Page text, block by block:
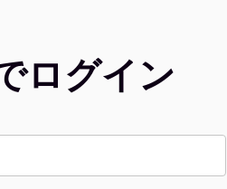
ログイン